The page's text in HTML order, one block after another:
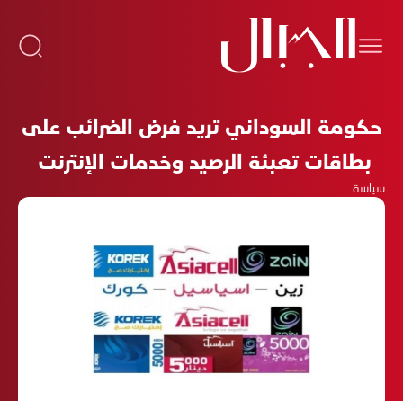
حكومة السوداني تريد فرض الضرائب على
بطاقات تعبئة الرصيد وخدمات الإنترنت
سياسة